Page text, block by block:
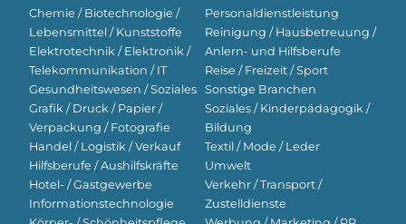
Chemie / Biotechnologie /
Lebensmittel / Kunststoffe
Elektrotechnik / Elektronik /
Telekommunikation / IT
Gesundheitswesen / Soziales
Grafik / Druck / Papier /
Verpackung / Fotografie
Handel / Logistik / Verkauf
Hilfsberufe / Aushilfskräfte
Hotel- / Gastgewerbe
Informationstechnologie
Personaldienstleistung
Reinigung / Hausbetreuung /
Anlern- und Hilfsberufe
Reise / Freizeit / Sport
Sonstige Branchen
Soziales / Kinderpädagogik /
Bildung
Textil / Mode / Leder
Umwelt
Verkehr / Transport /
Zustelldienste